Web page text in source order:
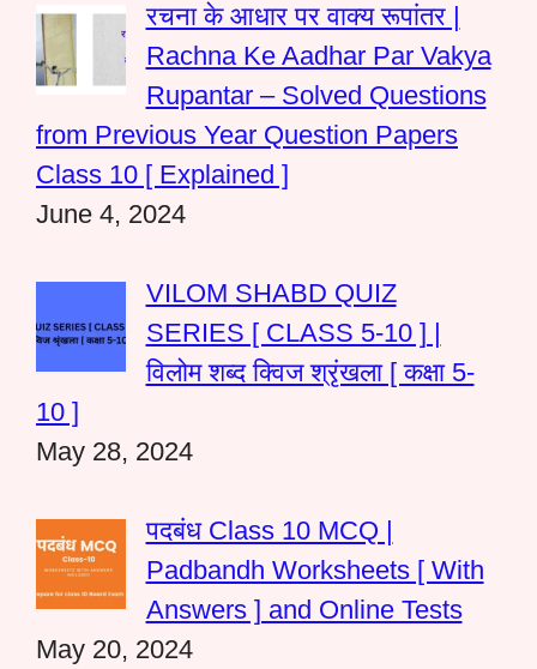
रचना के आधार पर वाक्य रूपांतर |
Rachna Ke Aadhar Par Vakya
Rupantar – Solved Questions
from Previous Year Question Papers
Class 10 [ Explained ]
June 4, 2024
VILOM SHABD QUIZ
SERIES [ CLASS 5-10 ] |
विलोम शब्द क्विज श्रृंखला [ कक्षा 5-
10 ]
May 28, 2024
पदबंध Class 10 MCQ |
Padbandh Worksheets [ With
Answers ] and Online Tests
May 20, 2024